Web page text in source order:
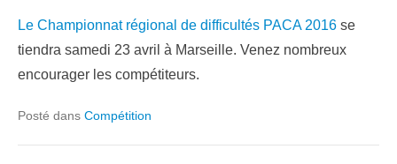
Le Championnat régional de difficultés PACA 2016 se
tiendra samedi 23 avril à Marseille. Venez nombreux
encourager les compétiteurs.
Posté dans Compétition